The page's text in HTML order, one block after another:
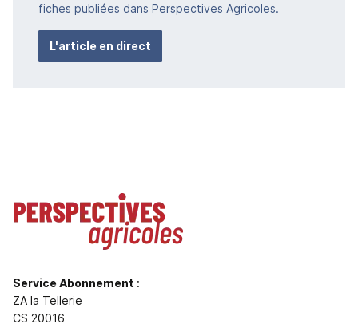
fiches publiées dans Perspectives Agricoles.
L'article en direct
Service Abonnement :
ZA la Tellerie
CS 20016